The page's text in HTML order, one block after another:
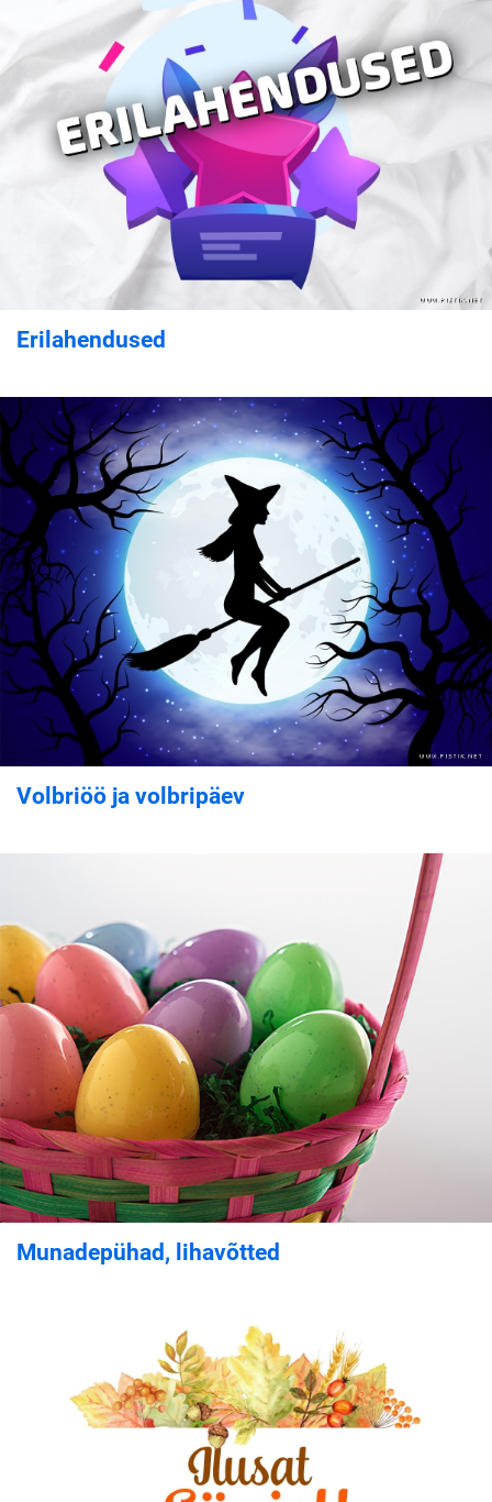
Erilahendused
Volbriöö ja volbripäev
Munadepühad, lihavõtted